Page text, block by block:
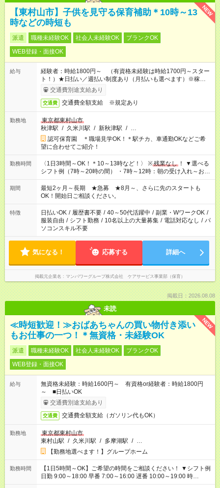
NEW
【東村山市】子供を見守る保育補助＊10時～13
時などの時短も
派遣 職種未経験OK 社会人未経験OK
ブランクOK
WEB登録・面接OK
給与
経験者：時給1800円～ （有資格未経験は時給1700円～スター
ト！）★日払い／週払い制度あり（月払いも選べます）※稼働開
始時は手続き完了次第のお支払いとなります★フルタイムできる
方は100円アップ！
交通費別途支給あり
交通費 交通費全額支給 ※規定あり
勤務地
東京都東村山市
秋津駅 / 久米川駅 / 新秋津駅 / …
認可保育園 ＊職場見学OK！＊駅チカ、車通勤OKなどご希
望に合わせてご紹介！
勤務時間 〈1日3時間～OK！＊10～13時など！〉 ※残業なし ！ ▼選べる
シフト例（7時～20時の間） ・7時～12時：朝の受け入れ～お昼
の準備 ・10時～13時：園児の見守り～お昼の補助 ・9時～16
時：帰りの会まで！子供の成長を見守る ・15時～20時：夜のお
迎えサポート
期間
最短2ヶ月～長期 ★急募 ★8月～、さらに先のスタートも
OK！開始日ご相談ください。
特徴 日払いOK / 履歴書不要 / 40～50代活躍中 / 副業・WワークOK /
服装自由 / シフト勤務 / 10名以上の大量募集 / 電話対応なし / パ
ソコンスキル不要
気になる！ 応募する 詳細へ
掲載元企業名 マンパワーグループ株式会社 ケアサービス事業部（保育）
掲載日：2026.08.08
未読
NEW
≪時短歓迎！≫おばあちゃんの買い物付き添い
もお仕事の一つ！＊無資格・未経験OK
派遣 職種未経験OK 社会人未経験OK
ブランクOK
WEB登録・面接OK
給与
無資格未経験：時給1600円～ 有資格or経験者：時給1800円
～ ■日払いOK
交通費別途支給あり
交通費 交通費全額支給（ガソリン代もOK）
勤務地
東京都東村山市
東村山駅 / 久米川駅 / 多摩湖駅 / …
【勤務地選べます！】グループホーム
勤務時間
【1日5時間～OK】ご希望の時間をご相談ください！ ▼シフト例
日勤 9:00～18:00 早番 7:00～16:00 遅番 10:00～19:00 時
短 10:00～15:00 上記はあくまで一例です。 「夕方までには帰宅